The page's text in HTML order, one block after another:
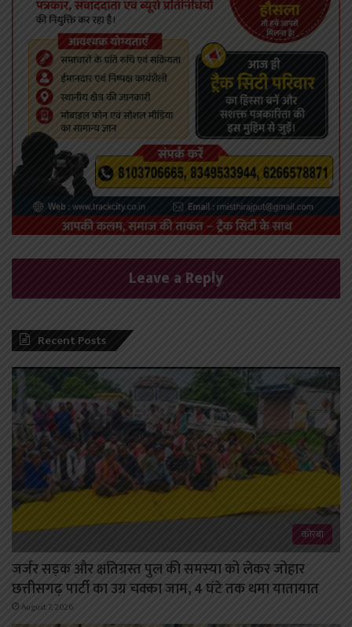
Leave a Reply
Recent Posts
कोरबा
जर्जर सड़क और क्षतिग्रस्त पुल की समस्या को लेकर जोहार
छत्तीसगढ़ पार्टी का उग्र चक्का जाम, 4 घंटे तक थमा यातायात
August 7, 2026